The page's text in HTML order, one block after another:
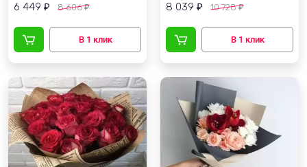
6 449 ₽ 8 606₽ 8 039 ₽ 10 728₽